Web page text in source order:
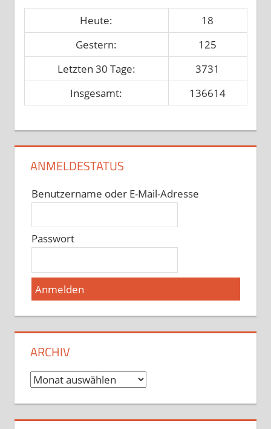
Heute:
18
Gestern:
125
Letzten 30 Tage:
3731
Insgesamt:
136614
ANMELDESTATUS
Benutzername oder E-Mail-Adresse
Passwort
ARCHIV
Archiv